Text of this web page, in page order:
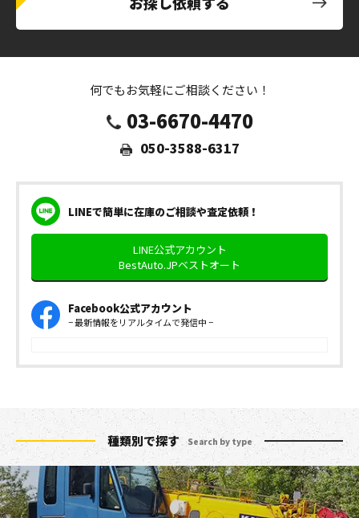
何でもお気軽にご相談ください！
03-6670-4470
050-3588-6317
LINEで簡単に在庫のご相談や査定依頼！
LINE公式アカウント
BestAuto.JPベストオート
Facebook公式アカウント
− 最新情報をリアルタイムで発信中 −
種類別で探す Search by type